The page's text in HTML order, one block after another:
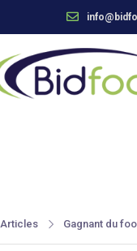
Articles Gagnant du